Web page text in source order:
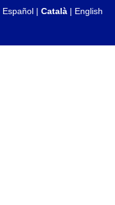
Español | Català | English